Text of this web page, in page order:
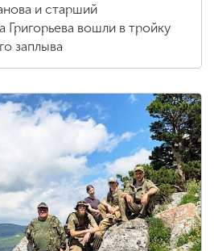
и старший
Григорьева вошли в тройку
заплыва